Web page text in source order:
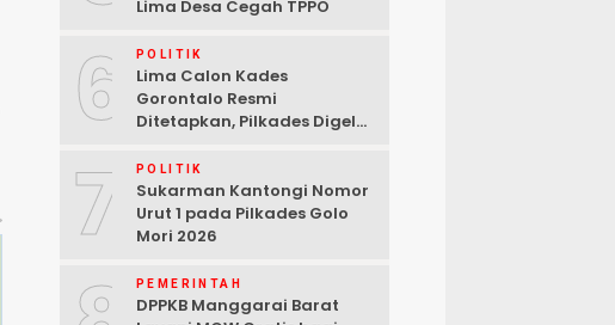
Lima Desa Cegah TPPO
6 POLITIK
Lima Calon Kades
Gorontalo Resmi
Ditetapkan, Pilkades Digelar
7 POLITIK
Sukarman Kantongi Nomor
Urut 1 pada Pilkades Golo
Mori 2026
PEMERINTAH
DPPKB Manggarai Barat